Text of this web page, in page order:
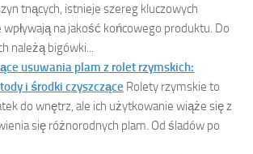
tnących, istnieje szereg kluczowych
wpływają na jakość końcowego produktu. Do
należą bigówki...
usuwania plam z rolet rzymskich:
i środki czyszczące Rolety rzymskie to
do wnętrz, ale ich użytkowanie wiąże się z
się różnorodnych plam. Od śladów po